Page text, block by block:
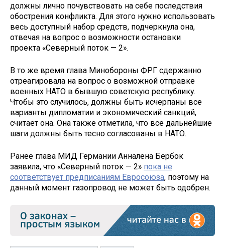
должны лично почувствовать на себе последствия
обострения конфликта. Для этого нужно использовать
весь доступный набор средств, подчеркнула она,
отвечая на вопрос о возможности остановки
проекта «Северный поток — 2».
В то же время глава Минобороны ФРГ сдержанно
отреагировала на вопрос о возможной отправке
военных НАТО в бывшую советскую республику.
Чтобы это случилось, должны быть исчерпаны все
варианты дипломатии и экономический санкций,
считает она. Она также отметила, что все дальнейшие
шаги должны быть тесно согласованы в НАТО.
Ранее глава МИД Германии Анналена Бербок
заявила, что «Северный поток — 2» пока не
соответствует предписаниям Евросоюза, поэтому на
данный момент газопровод не может быть одобрен.